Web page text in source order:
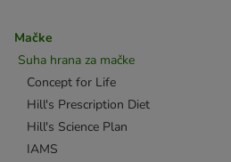
Mačke
Suha hrana za mačke
Concept for Life
Hill's Prescription Diet
Hill's Science Plan
IAMS